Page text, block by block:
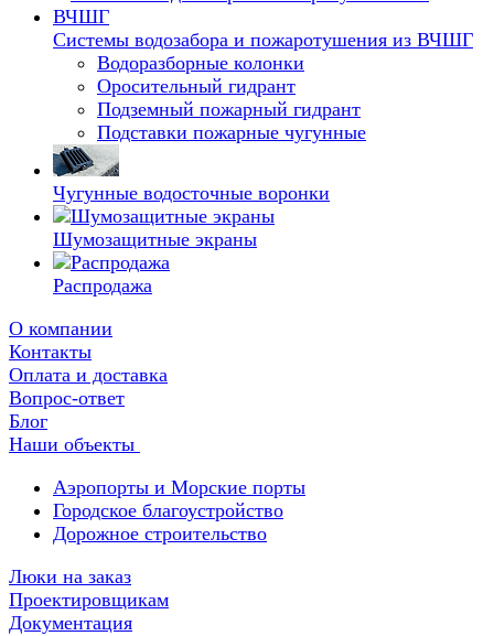
Системы водозабора и пожаротушения из ВЧШГ
Водоразборные колонки
Оросительный гидрант
Подземный пожарный гидрант
Подставки пожарные чугунные
Чугунные водосточные воронки
Шумозащитные экраны
Распродажа
О компании
Контакты
Оплата и доставка
Вопрос-ответ
Блог
Наши объекты
Аэропорты и Морские порты
Городское благоустройство
Дорожное строительство
Люки на заказ
Проектировщикам
Документация